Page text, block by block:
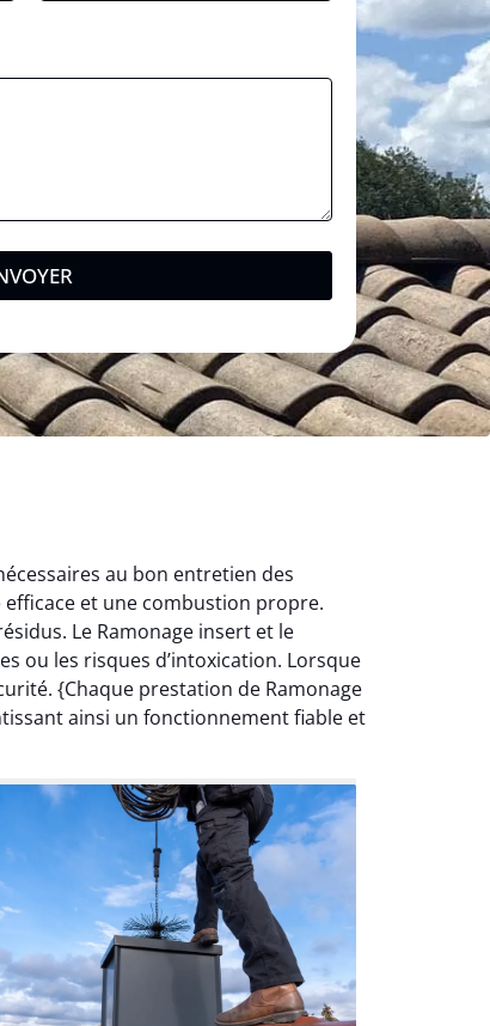
au bon entretien des
et une combustion propre.
Le Ramonage insert et le
ou les risques d’intoxication. Lorsque
{Chaque prestation de Ramonage
ainsi un fonctionnement fiable et